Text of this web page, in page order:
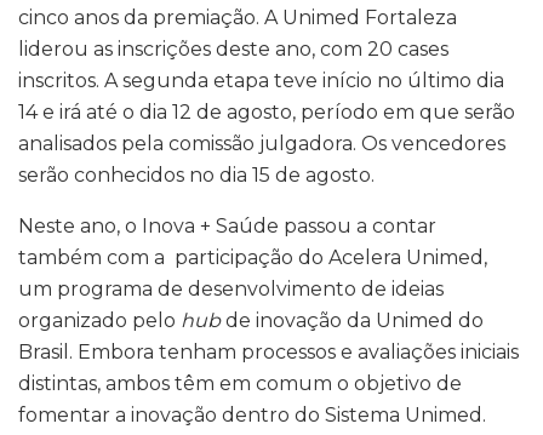
cinco anos da premiação. A Unimed Fortaleza
liderou as inscrições deste ano, com 20 cases
inscritos. A segunda etapa teve início no último dia
14 e irá até o dia 12 de agosto, período em que serão
analisados pela comissão julgadora. Os vencedores
serão conhecidos no dia 15 de agosto.
Neste ano, o Inova + Saúde passou a contar
também com a participação do Acelera Unimed,
um programa de desenvolvimento de ideias
organizado pelo hubde inovação da Unimed do
Brasil. Embora tenham processos e avaliações iniciais
distintas, ambos têm em comum o objetivo de
fomentar a inovação dentro do Sistema Unimed.